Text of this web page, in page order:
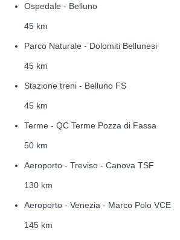
Ospedale - Belluno
45 km
Parco Naturale - Dolomiti Bellunesi
45 km
Stazione treni - Belluno FS
45 km
Terme - QC Terme Pozza di Fassa
50 km
Aeroporto - Treviso - Canova TSF
130 km
Aeroporto - Venezia - Marco Polo VCE
145 km